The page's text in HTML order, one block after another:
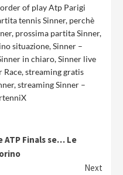
order of play Atp Parigi
tennis Sinner, perchè
, prossima partita Sinner,
situazione,Sinner –
in chiaro,Sinner live
Race,streaming gratis
,streaming Sinner –
Finals se… Le
Next